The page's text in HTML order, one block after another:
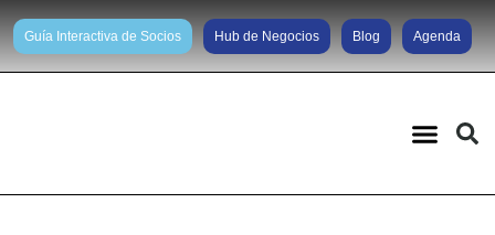
Guía Interactiva de Socios Hub de Negocios Blog Agenda